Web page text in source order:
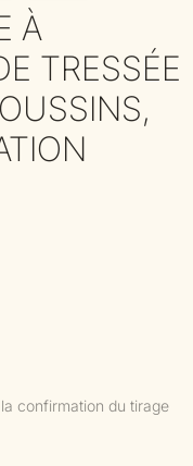
À
TRESSÉE
confirmation du tirage